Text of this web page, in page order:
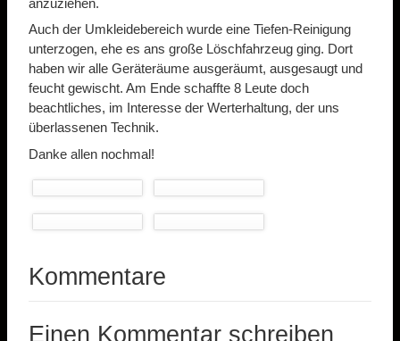
Auch der Umkleidebereich wurde eine Tiefen-Reinigung
unterzogen, ehe es ans große Löschfahrzeug ging. Dort
haben wir alle Geräteräume ausgeräumt, ausgesaugt und
feucht gewischt. Am Ende schaffte 8 Leute doch
beachtliches, im Interesse der Werterhaltung, der uns
überlassenen Technik.
Danke allen nochmal!
Kommentare
Einen Kommentar schreiben